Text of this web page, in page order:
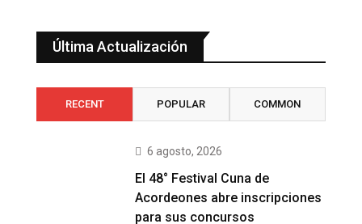
Última Actualización
RECENT POPULAR COMMON
6 agosto, 2026
El 48° Festival Cuna de
Acordeones abre inscripciones
para sus concursos